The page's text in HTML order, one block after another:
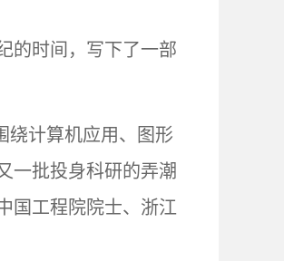
的时间，写下了一部
绕计算机应用、图形
一批投身科研的弄潮
国工程院院士、浙江